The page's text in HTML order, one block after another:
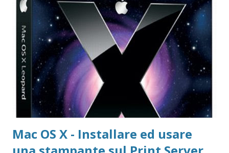
e Adobe Reader Cartella tutte le versioni Adobe Reader da
scaricare offline Microsoft 365 Accedere ad area riservata
Microsoft 365 Scarica Office (365 o versione unica) dal Sito
Microsoft Windows 365 VideoLAN VLC Video Player Pagina
di Download di VLC Pix Resizer for Windows Pagina
dell'autore del progr...
Mac OS X - Installare ed usare